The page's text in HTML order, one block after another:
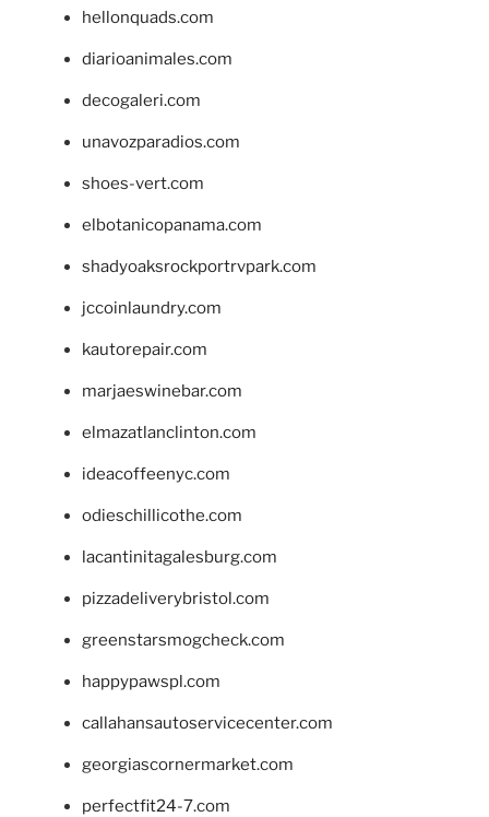
hellonquads.com
diarioanimales.com
decogaleri.com
unavozparadios.com
shoes-vert.com
elbotanicopanama.com
shadyoaksrockportrvpark.com
jccoinlaundry.com
kautorepair.com
marjaeswinebar.com
elmazatlanclinton.com
ideacoffeenyc.com
odieschillicothe.com
lacantinitagalesburg.com
pizzadeliverybristol.com
greenstarsmogcheck.com
happypawspl.com
callahansautoservicecenter.com
georgiascornermarket.com
perfectfit24-7.com